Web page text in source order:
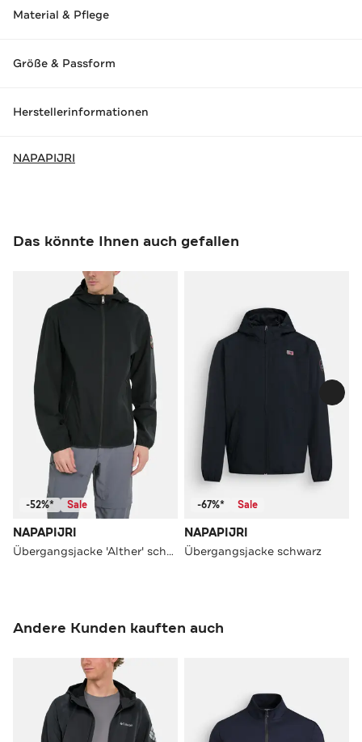
Material & Pflege
Größe & Passform
Herstellerinformationen
NAPAPIJRI
Das könnte Ihnen auch gefallen
-52%* Sale
NAPAPIJRI
Übergangsjacke 'Alther' schwarz
-67%* Sale
NAPAPIJRI
Übergangsjacke schwarz
Andere Kunden kauften auch